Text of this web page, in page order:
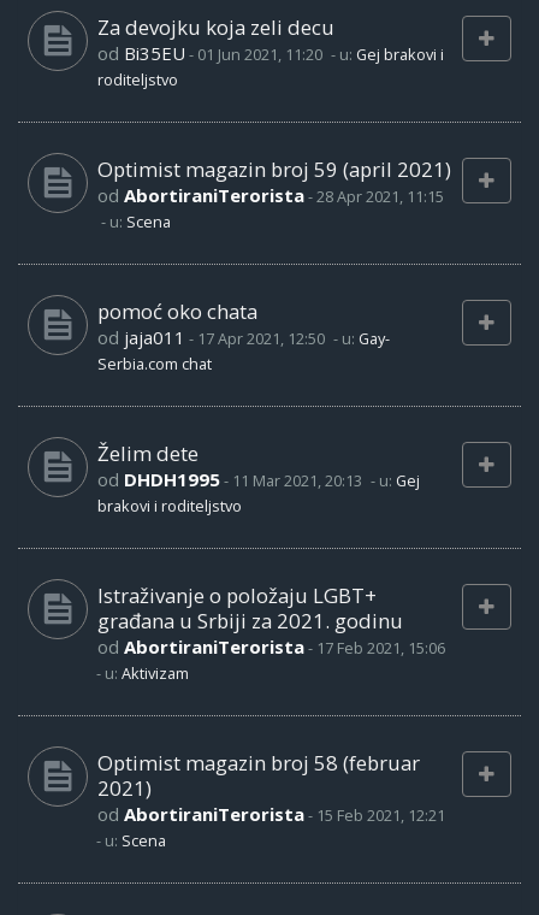
Za devojku koja zeli decu
od Bi35EU - 01 Jun 2021, 11:20 - u: Gej brakovi i
roditeljstvo
Optimist magazin broj 59 (april 2021)
od AbortiraniTerorista-28 Apr 2021, 11:15
- u: Scena
pomoć oko chata
od jaja011 - 17 Apr 2021, 12:50 - u: Gay-
Serbia.com chat
Želim dete
od DHDH1995- 11 Mar 2021, 20:13 - u: Gej
brakovi i roditeljstvo
Istraživanje o položaju LGBT+
građana u Srbiji za 2021. godinu
od AbortiraniTerorista- 17 Feb 2021, 15:06
- u: Aktivizam
Optimist magazin broj 58 (februar
2021)
od AbortiraniTerorista- 15 Feb 2021, 12:21
- u: Scena